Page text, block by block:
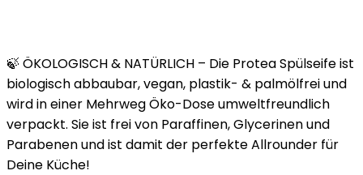
🍃 ÖKOLOGISCH & NATÜRLICH – Die Protea Spülseife ist
biologisch abbaubar, vegan, plastik- & palmölfrei und
wird in einer Mehrweg Öko-Dose umweltfreundlich
verpackt. Sie ist frei von Paraffinen, Glycerinen und
Parabenen und ist damit der perfekte Allrounder für
Deine Küche!